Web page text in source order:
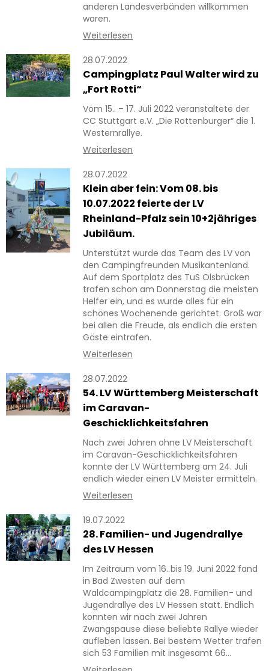
anderen Landesverbänden willkommen
waren.
Weiterlesen
28.07.2022
Campingplatz Paul Walter wird zu
„Fort Rotti“
Vom 15.. – 17. Juli 2022 veranstaltete der
CC Stuttgart e.V. „Die Rottenburger“ die 1.
Westernrallye.
Weiterlesen
28.07.2022
Klein aber fein: Vom 08. bis
10.07.2022 feierte der LV
Rheinland-Pfalz sein 10+2jähriges
Jubiläum.
Unterstützt wurde das Team des LV von
den Campingfreunden Musikantenland.
Auf dem Sportplatz des TuS Olsbrücken
trafen schon am Donnerstag die meisten
Helfer ein, und es wurde alles für ein
schönes Wochenende gerichtet. Groß war
bei allen die Freude, als endlich die ersten
Gäste eintrafen.
Weiterlesen
28.07.2022
54. LV Württemberg Meisterschaft
im Caravan-
Geschicklichkeitsfahren
Nach zwei Jahren ohne LV Meisterschaft
im Caravan-Geschicklichkeitsfahren
konnte der LV Württemberg am 24. Juli
endlich wieder einen LV Meister ermitteln.
Weiterlesen
19.07.2022
28. Familien- und Jugendrallye
des LV Hessen
Im Zeitraum vom 16. bis 19. Juni 2022 fand
in Bad Zwesten auf dem
Waldcampingplatz die 28. Familien- und
Jugendrallye des LV Hessen statt. Endlich
konnten wir nach zwei Jahren
Zwangspause diese beliebte Rallye wieder
aufleben lassen. Bei bestem Wetter trafen
sich 53 Familien mit insgesamt 66…